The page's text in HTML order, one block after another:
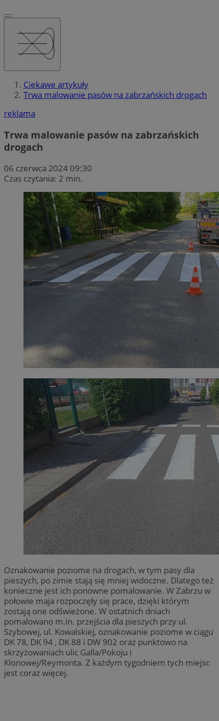
Ciekawe artykuły
Trwa malowanie pasów na zabrzańskich drogach
reklama
Trwa malowanie pasów na zabrzańskich
drogach
06 czerwca 2024 09:30
Czas czytania: 2 min.
Oznakowanie poziome na drogach, w tym pasy dla
pieszych, po zimie stają się mniej widoczne. Dlatego też
konieczne jest ich ponowne pomalowanie. W Zabrzu w
połowie maja rozpoczęły się prace, dzięki którym
zostają one odświeżone. W ostatnich dniach
pomalowano m.in. przejścia dla pieszych przy ul.
Szybowej, ul. Kowalskiej, oznakowanie poziome w ciągu
DK 78, DK 94 , DK 88 i DW 902 oraz punktowo na
skrzyżowaniach ulic Galla/Pokoju i
Klonowej/Reymonta. Z każdym tygodniem tych miejsc
jest coraz więcej.